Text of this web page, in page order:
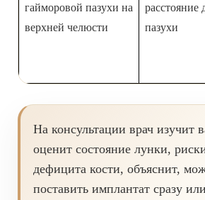
гайморовой пазухи на
верхней челюсти
расстояние
пазухи
На консультации врач изучит
оценит состояние лунки,
дефицита кости, объяснит,
поставить имплантат сразу